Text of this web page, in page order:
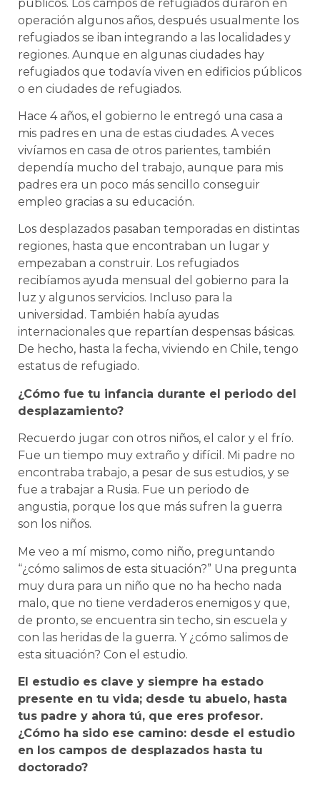
públicos. Los campos de refugiados duraron en
operación algunos años, después usualmente los
refugiados se iban integrando a las localidades y
regiones. Aunque en algunas ciudades hay
refugiados que todavía viven en edificios públicos
o en ciudades de refugiados.
Hace 4 años, el gobierno le entregó una casa a
mis padres en una de estas ciudades. A veces
vivíamos en casa de otros parientes, también
dependía mucho del trabajo, aunque para mis
padres era un poco más sencillo conseguir
empleo gracias a su educación.
Los desplazados pasaban temporadas en distintas
regiones, hasta que encontraban un lugar y
empezaban a construir. Los refugiados
recibíamos ayuda mensual del gobierno para la
luz y algunos servicios. Incluso para la
universidad. También había ayudas
internacionales que repartían despensas básicas.
De hecho, hasta la fecha, viviendo en Chile, tengo
estatus de refugiado.
¿Cómo fue tu infancia durante el periodo del
desplazamiento?
Recuerdo jugar con otros niños, el calor y el frío.
Fue un tiempo muy extraño y difícil. Mi padre no
encontraba trabajo, a pesar de sus estudios, y se
fue a trabajar a Rusia. Fue un periodo de
angustia, porque los que más sufren la guerra
son los niños.
Me veo a mí mismo, como niño, preguntando
“¿cómo salimos de esta situación?” Una pregunta
muy dura para un niño que no ha hecho nada
malo, que no tiene verdaderos enemigos y que,
de pronto, se encuentra sin techo, sin escuela y
con las heridas de la guerra. Y ¿cómo salimos de
esta situación? Con el estudio.
El estudio es clave y siempre ha estado
presente en tu vida; desde tu abuelo, hasta
tus padre y ahora tú, que eres profesor.
¿Cómo ha sido ese camino: desde el estudio
en los campos de desplazados hasta tu
doctorado?